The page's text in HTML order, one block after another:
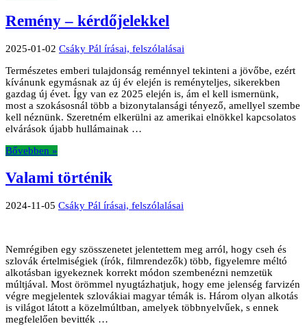
Remény – kérdőjelekkel
2025-01-02 Csáky Pál írásai, felszólalásai
Természetes emberi tulajdonság reménnyel tekinteni a jövőbe, ezért
kívánunk egymásnak az új év elején is reményteljes, sikerekben
gazdag új évet. Így van ez 2025 elején is, ám el kell ismernünk,
most a szokásosnál több a bizonytalansági tényező, amellyel szembe
kell néznünk. Szeretném elkerülni az amerikai elnökkel kapcsolatos
elvárások újabb hullámainak …
Bővebben »
Valami történik
2024-11-05 Csáky Pál írásai, felszólalásai
Nemrégiben egy szösszenetet jelentettem meg arról, hogy cseh és
szlovák értelmiségiek (írók, filmrendezők) több, figyelemre méltó
alkotásban igyekeznek korrekt módon szembenézni nemzetük
múltjával. Most örömmel nyugtázhatjuk, hogy eme jelenség farvizén
végre megjelentek szlovákiai magyar témák is. Három olyan alkotás
is világot látott a közelmúltban, amelyek többnyelvűek, s ennek
megfelelően bevitték …